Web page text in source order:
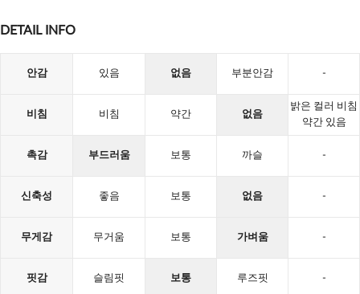
DETAIL INFO
안감 있음 없음 부분안감 -
비침 비침 약간 없음
밝은 컬러 비침
약간 있음
촉감 부드러움 보통 까슬 -
신축성 좋음 보통 없음 -
무게감 무거움 보통 가벼움 -
핏감 슬림핏 보통 루즈핏 -